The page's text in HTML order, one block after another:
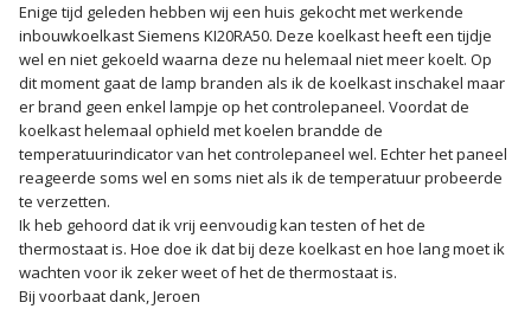
Enige tijd geleden hebben wij een huis gekocht met werkende
inbouwkoelkast Siemens KI20RA50. Deze koelkast heeft een tijdje
wel en niet gekoeld waarna deze nu helemaal niet meer koelt. Op
dit moment gaat de lamp branden als ik de koelkast inschakel maar
er brand geen enkel lampje op het controlepaneel. Voordat de
koelkast helemaal ophield met koelen brandde de
temperatuurindicator van het controlepaneel wel. Echter het paneel
reageerde soms wel en soms niet als ik de temperatuur probeerde
te verzetten.
Ik heb gehoord dat ik vrij eenvoudig kan testen of het de
thermostaat is. Hoe doe ik dat bij deze koelkast en hoe lang moet ik
wachten voor ik zeker weet of het de thermostaat is.
Bij voorbaat dank, Jeroen